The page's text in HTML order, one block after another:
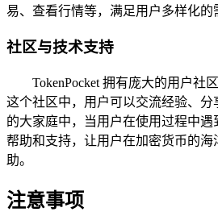
易、查看行情等，满足用户多样化的
社区与技术支持
TokenPocket 拥有庞大的用户社
这个社区中，用户可以交流经验、
的大家庭中，当用户在使用过程中遇
帮助和支持，让用户在加密货币的
助。
注意事项